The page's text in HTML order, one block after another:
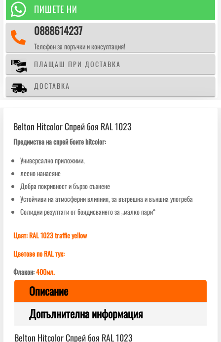
RAL
1023
 ПИШЕТЕ НИ
 0888614237
Телефон за поръчки и консултация!
ПЛАЩАШ ПРИ ДОСТАВКА
ДОСТАВКА
Belton Hitcolor Спрей боя RAL 1023
Предимства на спрей боите hitcolor:
Универсално приложими,
лесно нанасяне
Добра покривност и бързо съхнене
Устойчиви на атмосферни влияния, за вътрешна и външна употреба
Солидни резултати от боядисването за „малко пари“
Цвят:RAL 1023traffic yellow
Цветове по RAL тук:
Флакон:400мл.
Описание
Допълнителна информация
Belton Hitcolor Спрей боя RAL 1023